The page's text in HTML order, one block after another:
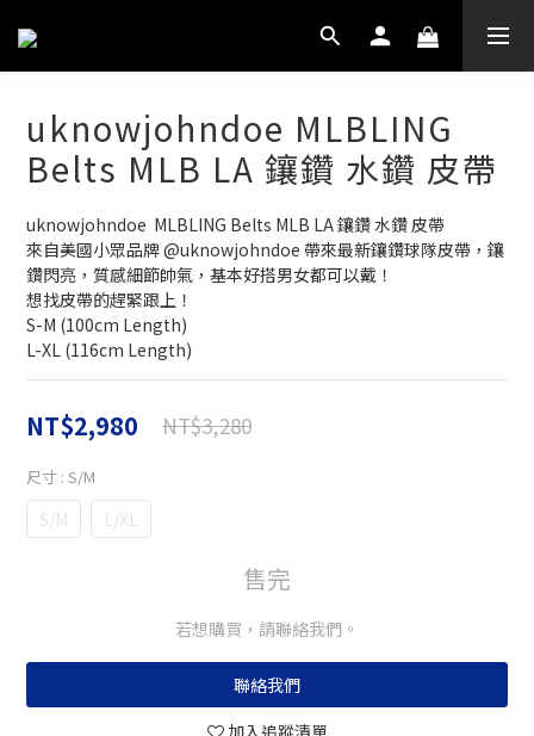
uknowjohndoe MLBLING
Belts MLB LA 鑲鑽 水鑽 皮帶
uknowjohndoe  MLBLING Belts MLB LA 鑲鑽 水鑽 皮帶
來自美國小眾品牌 @uknowjohndoe 帶來最新鑲鑽球隊皮帶，鑲
鑽閃亮，質感細節帥氣，基本好搭男女都可以戴！
想找皮帶的趕緊跟上！
S-M (100cm Length)
L-XL (116cm Length)
NT$2,980 NT$3,280
尺寸 : S/M
S/M L/XL
售完
若想購買，請聯絡我們。
聯絡我們
加入追蹤清單